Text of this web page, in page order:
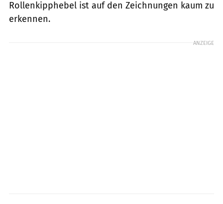
Rollenkipphebel ist auf den Zeichnungen kaum zu
erkennen.
ANZEIGE